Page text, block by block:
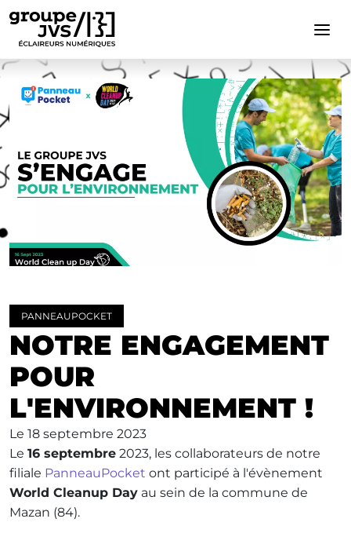
PANNEAUPOCKET
NOTRE ENGAGEMENT
POUR
L'ENVIRONNEMENT !
Le 18 septembre 2023
Le 16 septembre 2023, les collaborateurs de notre
filiale PanneauPocket ont participé à l'évènement
World Cleanup Day au sein de la commune de
Mazan (84).
Cookies management panel